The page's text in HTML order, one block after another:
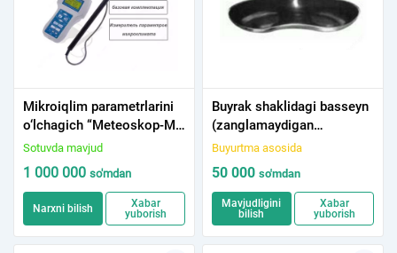
Mikroiqlim parametrlarini
o‘lchagich “Meteoskop-M”
(bazaviy komplektatsiya)
Sotuvda mavjud
1 000 000 so'mdan
Narxni bilish
Xabar
yuborish
Buyrak shaklidagi basseyn
(zanglamaydigan
po&#39;latdan)
Buyurtma asosida
50 000 so'mdan
Mavjudligini
bilish
Xabar
yuborish